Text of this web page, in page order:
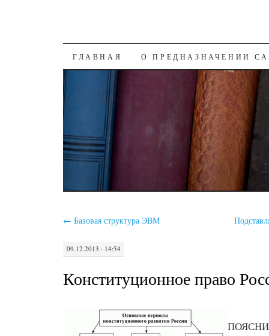
SKIP
CONTENT
ГЛАВНАЯ О ПРЕДНАЗНАЧЕНИИ
← Базовая структура ЭВМ
09.12.2013 · 14:54
Конституционное право